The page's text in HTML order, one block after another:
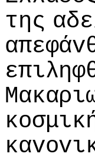
της